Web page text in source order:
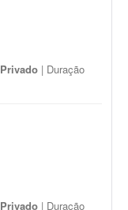
Privado | Duração
Privado | Duração